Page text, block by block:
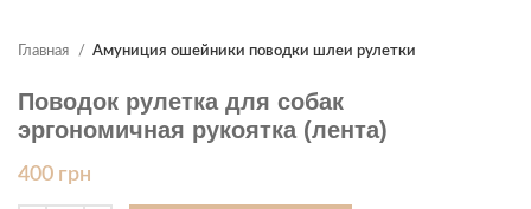
Главная Амуниция ошейники поводки шлеи рулетки
Поводок рулетка для собак
эргономичная рукоятка (лента)
400 грн